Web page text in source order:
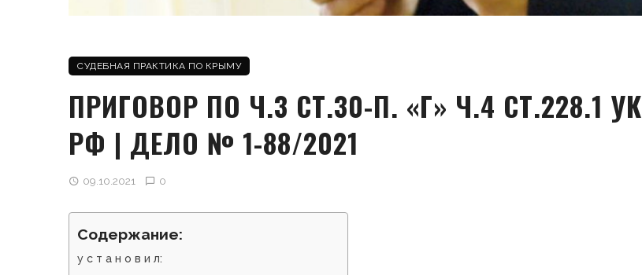
СУДЕБНАЯ ПРАКТИКА ПО КРЫМУ
ПРИГОВОР ПО Ч.3 СТ.30-П. «Г» Ч.4 СТ.228.1 УК
РФ | ДЕЛО № 1-88/2021
09.10.2021 0
Содержание:
у с т а н о в и л: